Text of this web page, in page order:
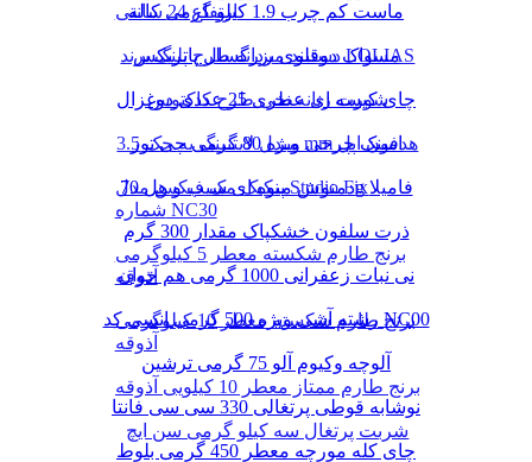
ارتفاع 24 سانتی
دستبند مردانه طرح پلنگ برند LOLIAS
شورت زنانه نخی طرح کاکتوس
مبدل لایتنینگ به جک 3.5 mm هدفون اپل
پنکیک مک فیکس مدل Studio Fix
شماره NC30
برنج طارم شکسته معطر 5 کیلوگرمی
آذوقه
برنج طارم شکسته معطر 10 کیلوگرمی
آذوقه
برنج طارم ممتاز معطر 10 کیلویی آذوقه
شربت پرتغال سه کیلو گرمی سن ایچ
ماست کم چرب 1.9 کیلو گرمی کاله
مسواک دوقلوی بزرگسال پاتریکس
چای کیسه ای عطری 25 عددی دوغزال
اسنک چرخی ویژه 80 گرمی چی توز
دمنوش میوه ای سیب و هل 70g فامیلا
ذرت سلفون خشکپاک مقدار 300 گرم
نی نبات زعفرانی 1000 گرمی هم خوان
رشته آشی ویژه 500 گرمی انسی کد NC00
آلوچه وکیوم آلو 75 گرمی ترشین
نوشابه قوطی پرتغالی 330 سی سی فانتا
چای کله مورچه معطر 450 گرمی بلوط